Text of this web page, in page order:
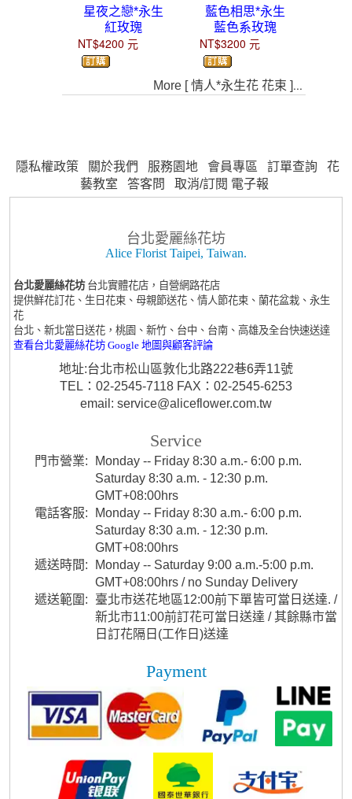
星夜之戀*永生
紅玫瑰
NT$4200 元
藍色相思*永生
藍色系玫瑰
NT$3200 元
More [ 情人*永生花 花束 ]...
隱私權政策 關於我們 服務園地 會員專區 訂單查詢
花
藝教室
答客問 取消/訂閱 電子報
台北愛麗絲花坊
Alice Florist Taipei, Taiwan.
台北愛麗絲花坊 台北實體花店，自營網路花店
提供鮮花訂花、生日花束、母親節送花、情人節花束、蘭花盆栽、永生
花
台北、新北當日送花，桃園、新竹、台中、台南、高雄及全台快速送達
查看台北愛麗絲花坊 Google 地圖與顧客評論
地址:台北市松山區敦化北路222巷6弄11號
TEL：02-2545-7118 FAX：02-2545-6253
email: service@aliceflower.com.tw
Service
門市營業:
Monday -- Friday 8:30 a.m.- 6:00 p.m.
Saturday 8:30 a.m. - 12:30 p.m.
GMT+08:00hrs
電話客服:
Monday -- Friday 8:30 a.m.- 6:00 p.m.
Saturday 8:30 a.m. - 12:30 p.m.
GMT+08:00hrs
遞送時間:
Monday -- Saturday 9:00 a.m.-5:00 p.m.
GMT+08:00hrs / no Sunday Delivery
遞送範圍:
臺北市送花地區12:00前下單皆可當日送達. /
新北市11:00前訂花可當日送達 / 其餘縣市當
日訂花隔日(工作日)送達
Payment